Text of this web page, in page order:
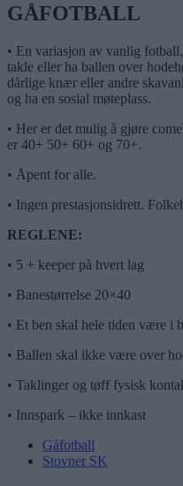
GÅFOTBALL
• En variasjon av vanlig
takle eller ha ballen over
dårlige knær eller andre
og ha en sosial møteplass.
• Her er det mulig å gjøre
er 40+ 50+ 60+ og 70+.
• Åpent for alle.
• Ingen prestasjonsidrett.
REGLENE:
• 5 + keeper på hvert lag
• Banestørrelse 20×40
• Et ben skal hele tiden være i
• Ballen skal ikke være over
• Taklinger og tøff fysisk
• Innspark – ikke innkast
Gåfotball
Stovner SK